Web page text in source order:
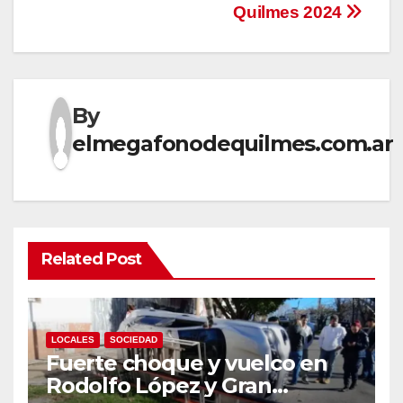
Quilmes 2024
By
elmegafonodequilmes.com.ar
Related Post
LOCALES SOCIEDAD
Fuerte choque y vuelco en
Rodolfo López y Gran